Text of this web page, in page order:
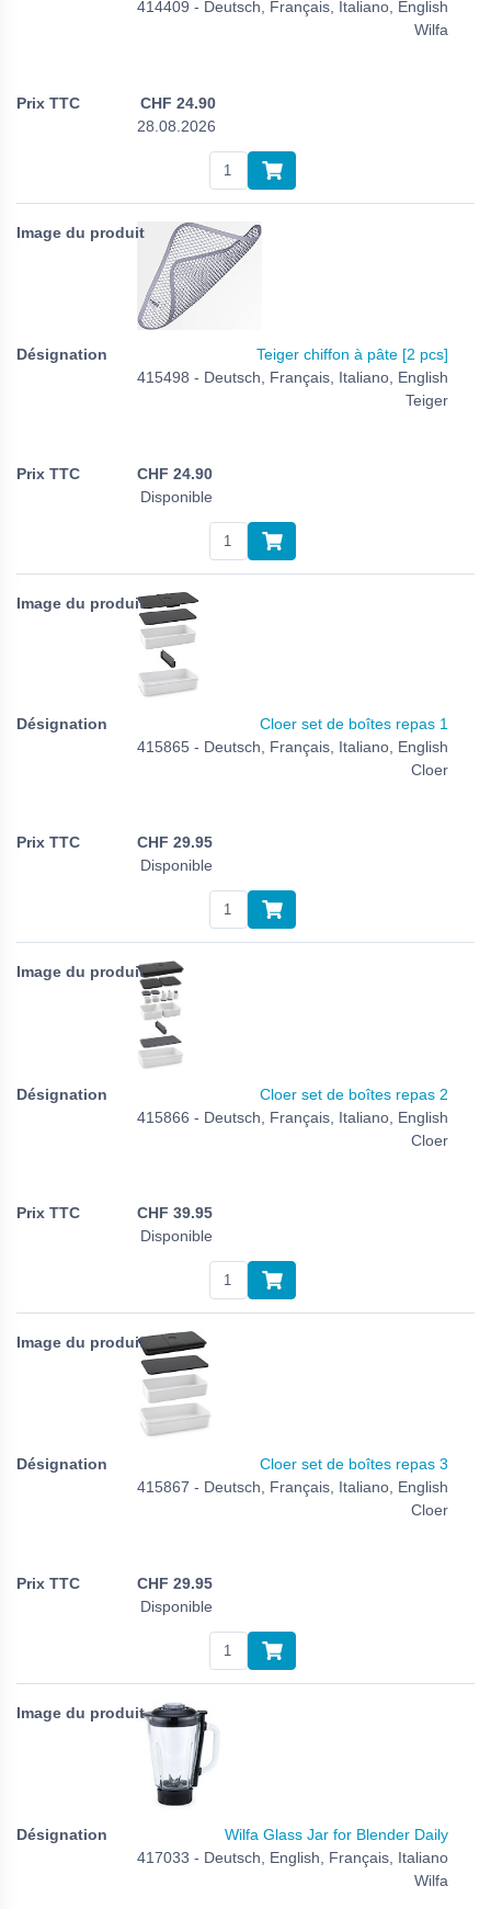
414409 - Deutsch, Français, Italiano, English
Wilfa
CHF 24.90
28.08.2026
Teiger chiffon à pâte [2 pcs]
415498 - Deutsch, Français, Italiano, English
Teiger
CHF 24.90
Disponible
Cloer set de boîtes repas 1
415865 - Deutsch, Français, Italiano, English
Cloer
CHF 29.95
Disponible
Cloer set de boîtes repas 2
415866 - Deutsch, Français, Italiano, English
Cloer
CHF 39.95
Disponible
Cloer set de boîtes repas 3
415867 - Deutsch, Français, Italiano, English
Cloer
CHF 29.95
Disponible
Wilfa Glass Jar for Blender Daily
417033 - Deutsch, English, Français, Italiano
Wilfa